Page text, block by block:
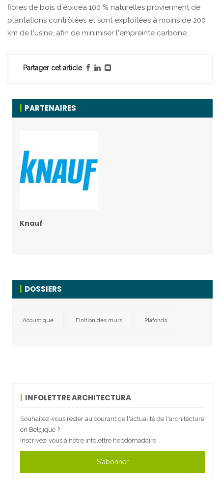
fibres de bois d'épicéa 100 % naturelles proviennent de
plantations contrôlées et sont exploitées à moins de 200
km de l'usine, afin de minimiser l'empreinte carbone.
Partager cet article
PARTENAIRES
Knauf
DOSSIERS
Acoustique Finition des murs Plafonds
INFOLETTRE ARCHITECTURA
Souhaitez-vous rester au courant de l'actualité de l'architecture
en Belgique ?
Inscrivez-vous à notre infolettre hebdomadaire.
S'abonner